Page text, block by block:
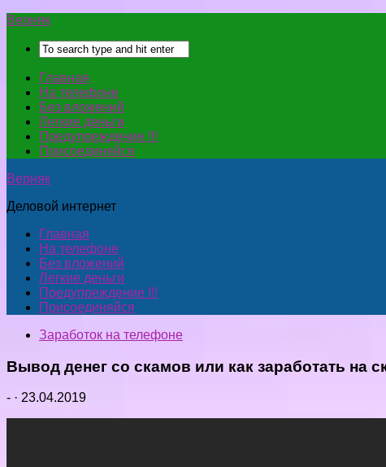
Верняк
Главная
На телефоне
Без вложений
Легкие деньги
Предупреждение !!!
Присоединяйся
Верняк
Деловой интернет
Главная
На телефоне
Без вложений
Легкие деньги
Предупреждение !!!
Присоединяйся
Заработок на телефоне
Вывод денег со скамов или как заработать на
- · 23.04.2019